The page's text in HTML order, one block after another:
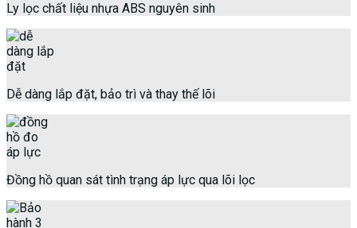
Ly lọc chất liệu nhựa ABS nguyên sinh
Dễ dàng lắp đặt, bảo trì và thay thế lõi
Đồng hồ quan sát tình trạng áp lực qua lõi lọc